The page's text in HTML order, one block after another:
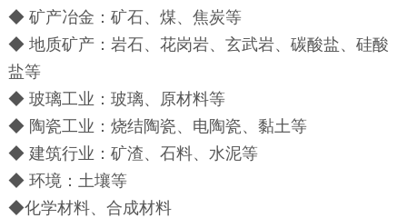
◆ 矿产冶金：矿石、煤、焦炭等
◆ 地质矿产：岩石、花岗岩、玄武岩、碳酸盐、硅酸
盐等
◆ 玻璃工业：玻璃、原材料等
◆ 陶瓷工业：烧结陶瓷、电陶瓷、黏土等
◆ 建筑行业：矿渣、石料、水泥等
◆ 环境：土壤等
◆化学材料、合成材料